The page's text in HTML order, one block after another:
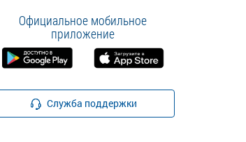
Официальное мобильное
приложение
Служба поддержки